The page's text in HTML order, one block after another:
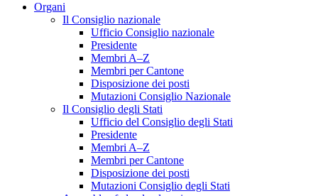
Organi
Il Consiglio nazionale
Ufficio Consiglio nazionale
Presidente
Membri A–Z
Membri per Cantone
Disposizione dei posti
Mutazioni Consiglio Nazionale
Il Consiglio degli Stati
Ufficio del Consiglio degli Stati
Presidente
Membri A–Z
Membri per Cantone
Disposizione dei posti
Mutazioni Consiglio degli Stati